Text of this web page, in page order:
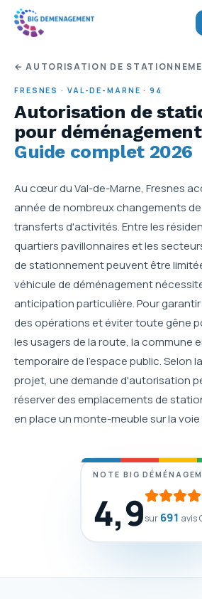
← AUTORISATION DE
FRESNES · VAL-DE-MARNE ·94
Autorisation de
pour déménagement
Guide complet 2026
Au cœur du Val-de-Marne, Fresnes
année de nombreux changements
transferts d'activités. Entre les
quartiers pavillonnaires et les
de stationnement peuvent être
véhicule de déménagement
anticipation particulière. Pour
des opérations et éviter toute gêne
les usagers de la route, la commune
temporaire de l'espace public. Selon
projet, une demande d'autorisation
réserver des emplacements de
en place un monte-meuble sur la voie
NOTE BIG
4,9sur691 avis